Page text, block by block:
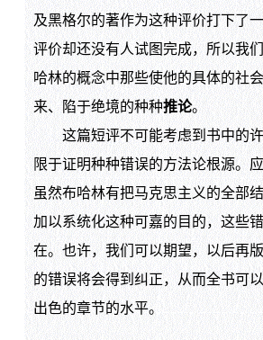
及黑格尔的著作为这种评价打下了
评价却还没有人试图完成，所以我
哈林的概念中那些使他的具体的社
来、陷于绝境的种种推论。
这篇短评不可能考虑到书中的许
限于证明种种错误的方法论根源。
虽然布哈林有把马克思主义的全部
加以系统化这种可嘉的目的，这些
在。也许，我们可以期望，以后再
的错误将会得到纠正，从而全书可
出色的章节的水平。